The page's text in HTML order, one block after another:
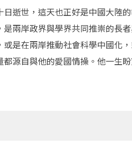
逝世，這天也正好是中國大陸
兩岸政界與學界共同推崇的長
是在兩岸推動社會科學中國化
源自與他的愛國情操。他一生